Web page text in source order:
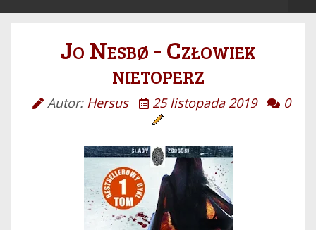
Jo Nesbø - Człowiek
nietoperz
Autor: Hersus 25 listopada 2019 0